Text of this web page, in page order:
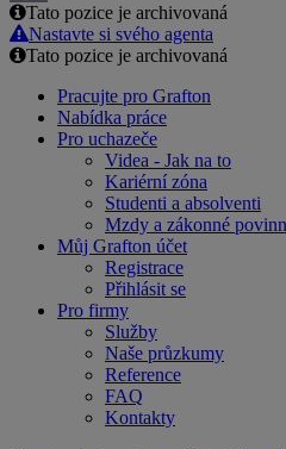
Email
Tato pozice je archivovaná
Nastavte si svého agenta
Tato pozice je archivovaná
Pracujte pro Grafton
Nabídka práce
Pro uchazeče
Videa - Jak na to
Kariérní zóna
Studenti a absolventi
Mzdy a zákonné
Můj Grafton účet
Registrace
Přihlásit se
Pro firmy
Služby
Naše průzkumy
Reference
FAQ
Kontakty